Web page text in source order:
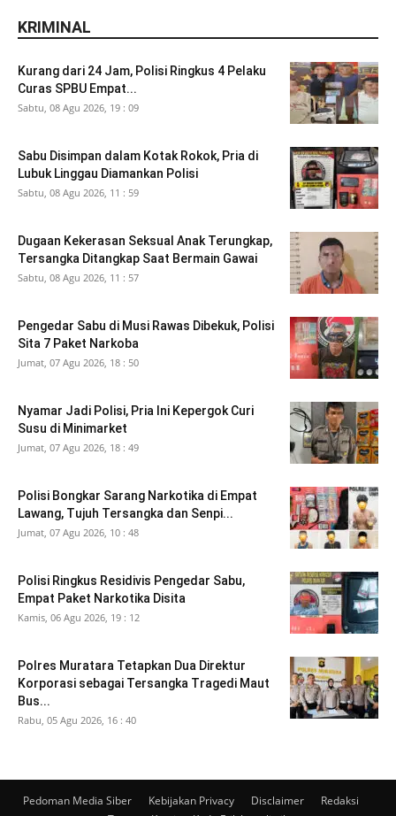
KRIMINAL
Kurang dari 24 Jam, Polisi Ringkus 4 Pelaku
Curas SPBU Empat...
Sabtu, 08 Agu 2026, 19 : 09
Sabu Disimpan dalam Kotak Rokok, Pria di
Lubuk Linggau Diamankan Polisi
Sabtu, 08 Agu 2026, 11 : 59
Dugaan Kekerasan Seksual Anak Terungkap,
Tersangka Ditangkap Saat Bermain Gawai
Sabtu, 08 Agu 2026, 11 : 57
Pengedar Sabu di Musi Rawas Dibekuk, Polisi
Sita 7 Paket Narkoba
Jumat, 07 Agu 2026, 18 : 50
Nyamar Jadi Polisi, Pria Ini Kepergok Curi
Susu di Minimarket
Jumat, 07 Agu 2026, 18 : 49
Polisi Bongkar Sarang Narkotika di Empat
Lawang, Tujuh Tersangka dan Senpi...
Jumat, 07 Agu 2026, 10 : 48
Polisi Ringkus Residivis Pengedar Sabu,
Empat Paket Narkotika Disita
Kamis, 06 Agu 2026, 19 : 12
Polres Muratara Tetapkan Dua Direktur
Korporasi sebagai Tersangka Tragedi Maut
Bus...
Rabu, 05 Agu 2026, 16 : 40
Pedoman Media Siber Kebijakan Privacy Disclaimer
Redaksi